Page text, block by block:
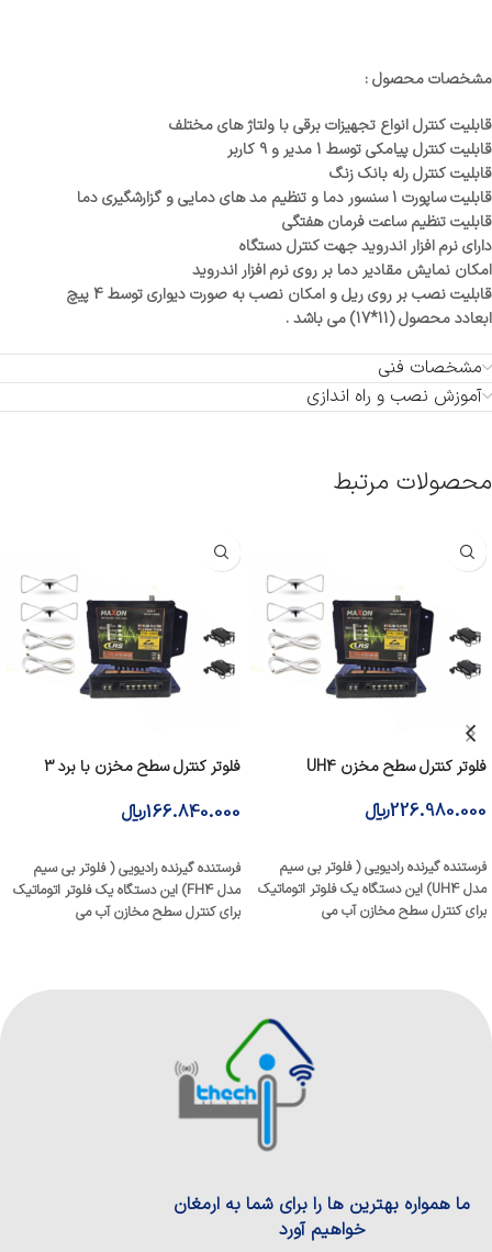
مشخصات محصول :
قابلیت کنترل انواع تجهیزات برقی با ولتاژ های مختلف
قابلیت کنترل پیامکی توسط 1 مدیر و 9 کاربر
قابلیت کنترل رله بانک زنگ
قابلیت ساپورت 1 سنسور دما و تنظیم مد های دمایی و گزارشگیری دما
قابلیت تنظیم ساعت فرمان هفتگی
دارای نرم افزار اندروید جهت کنترل دستگاه
امکان نمایش مقادیر دما بر روی نرم افزار اندروید
قابلیت نصب بر روی ریل و امکان نصب به صورت دیواری توسط 4 پیچ
ابعادد محصول (11*17) می باشد .
مشخصات فنی
آموزش نصب و راه اندازی
محصولات مرتبط
فلوتر کنترل سطح مخزن UH4
226.980.000﷼
فرستنده گیرنده رادیویی ( فلوتر بی سیم
مدل UH4) این دستگاه یک فلوتر اتوماتیک
برای کنترل سطح مخازن آب می
فلوتر کنترل سطح مخزن با برد 3
166.840.000﷼
فرستنده گیرنده رادیویی ( فلوتر بی سیم
مدل FH4) این دستگاه یک فلوتر اتوماتیک
برای کنترل سطح مخازن آب می
ما همواره بهترین ها را برای شما به ارمغان
خواهیم آورد